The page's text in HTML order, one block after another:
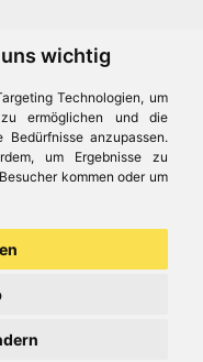
wichtig
Technologien, um
ermöglichen und die
anzupassen.
um Ergebnisse zu
kommen oder um